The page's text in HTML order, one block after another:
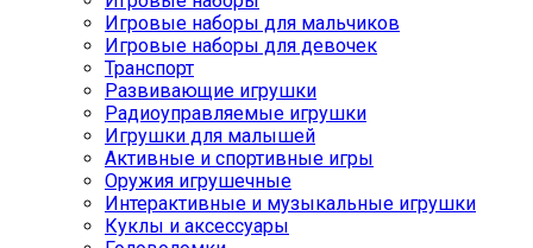
Игровые наборы для мальчиков
Игровые наборы для девочек
Транспорт
Развивающие игрушки
Радиоуправляемые игрушки
Игрушки для малышей
Активные и спортивные игры
Оружия игрушечные
Интерактивные и музыкальные игрушки
Куклы и аксессуары